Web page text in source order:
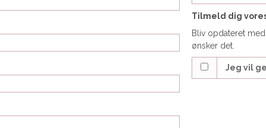
Tilmeld dig
Bliv opdateret
ønsker det.
Jeg vil